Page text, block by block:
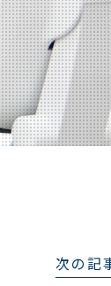
次の記